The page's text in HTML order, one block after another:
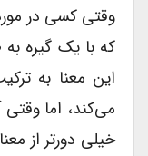
وقتی کسی در
که با یک گیره
این معنا به
می‌کند، اما
خیلی دورتر از